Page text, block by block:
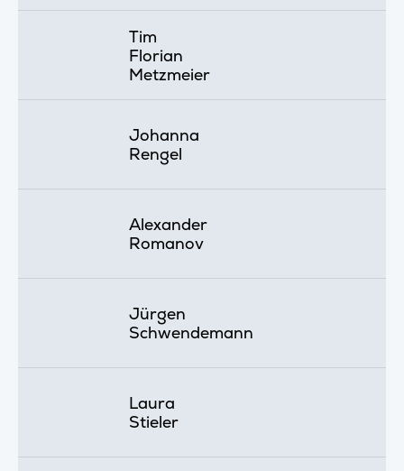
Tim
Florian
Metzmeier
Johanna
Rengel
Alexander
Romanov
Jürgen
Schwendemann
Laura
Stieler